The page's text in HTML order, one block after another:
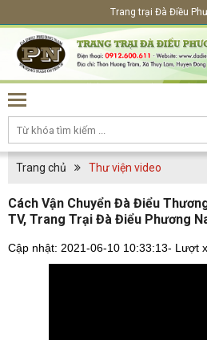
Trang trại Đà Điều
Trang chủ Thư viện video
Cách Vận Chuyển Đà Điểu
TV, Trang Trại Đà Điểu Phương
Cập nhật: 2021-06-10 10:33:13- Lượt